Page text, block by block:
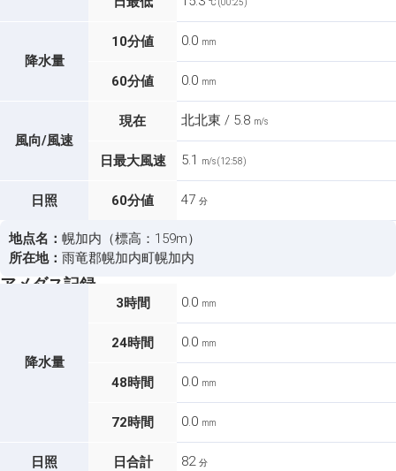
℃ (00:25)
降水量
10分値 0.0 mm
60分値 0.0 mm
風向/風速
現在 北北東 / 5.8 m/s
日最大風速 5.1 m/s (12:58)
日照 60分値 47 分
地点名： 幌加内（標高：159m）
所在地： 雨竜郡幌加内町幌加内
アメダス記録
降水量
3時間 0.0 mm
24時間 0.0 mm
48時間 0.0 mm
72時間 0.0 mm
日照 日合計 82 分